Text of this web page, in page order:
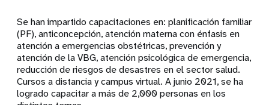
Se han impartido capacitaciones en: planificación familiar
(PF), anticoncepción, atención materna con énfasis en
atención a emergencias obstétricas, prevención y
atención de la VBG, atención psicológica de emergencia,
reducción de riesgos de desastres en el sector salud.
Cursos a distancia y campus virtual. A junio 2021, se ha
logrado capacitar a más de 2,000 personas en los